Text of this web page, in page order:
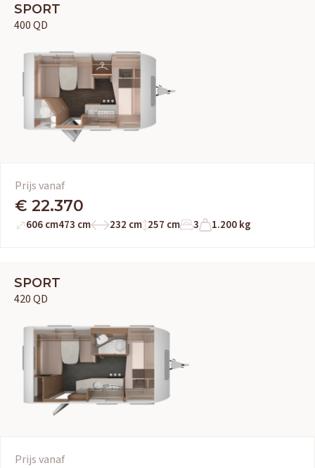
SPORT
400 QD
Prijs vanaf
€ 22.370
606 cm473 cm 232 cm 257 cm 3 1.200 kg
SPORT
420 QD
Prijs vanafOUD GASTEL